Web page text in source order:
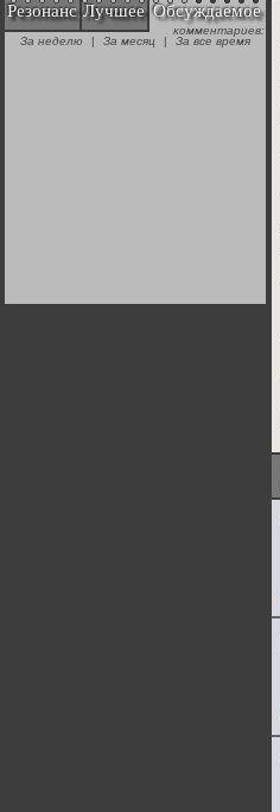
"Аркадий Коц" на
эгалите-фесте "Не
Резонанс Лучшее Обсуждаемое
комментариев:
За неделю
| За месяц | За все время